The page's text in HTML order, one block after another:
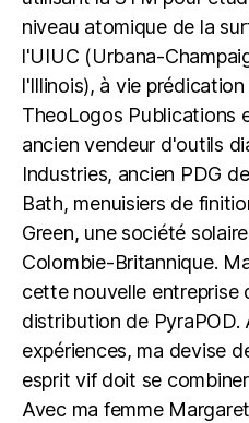
niveau atomique de la
l'UIUC (Urbana-
l'Illinois), à vie
TheoLogos Publications
ancien vendeur d'outils
Industries, ancien PDG
Bath, menuisiers de
Green, une société
Colombie-Britannique.
cette nouvelle entreprise
distribution de PyraPOD.
expériences, ma devise
esprit vif doit se
Avec ma femme